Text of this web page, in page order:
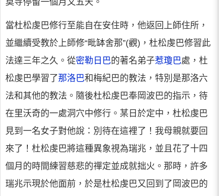
莫寺停留一個月又五天。
當杜松虔巴修行至能自在安住時，他返回上師住所，
並繼續受教於上師修“毗缽舍那”(觀)，杜松虔巴修習此
法達三年之久。從密勒日巴的著名弟子惹瓊巴處，杜
松虔巴學習了那洛巴和梅紀巴的教法，特別是那洛六
法和其他的教法。隨後杜松虔巴奉岡波巴的指示，待
在里沃奇的一處洞穴中修行。某日於定中，杜松虔巴
見到一名女子對他說：別待在這裡了！我母親就要回
來了！杜松虔巴將這種異象視為瑞兆，並且花了十四
個月的時間練習慈悲的禪定並成就拙火。那時，許多
瑞兆示現於他面前，於是杜松虔巴又回到了岡波巴的